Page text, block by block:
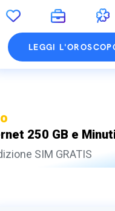
LEGGI
250 GB e
SIM GRATIS